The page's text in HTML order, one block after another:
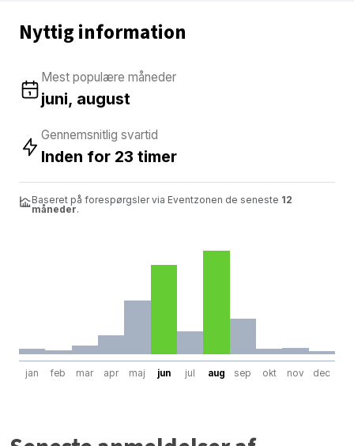
Nyttig information
Mest populære måneder
juni, august
Gennemsnitlig svartid
Inden for 23 timer
Baseret på forespørgsler via Eventzonen de seneste 12
måneder.
jan feb mar apr maj jun jul aug sep okt nov dec